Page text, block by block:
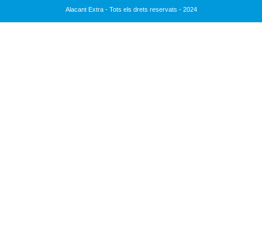
Alacant Extra - Tots els drets reservats - 2024